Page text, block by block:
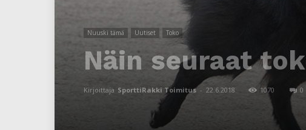
Nuuski tämä Uutiset Toko
Näin seuraat
Kirjoittaja SporttiRakki Toimitus - 22.6.2018 1070 0